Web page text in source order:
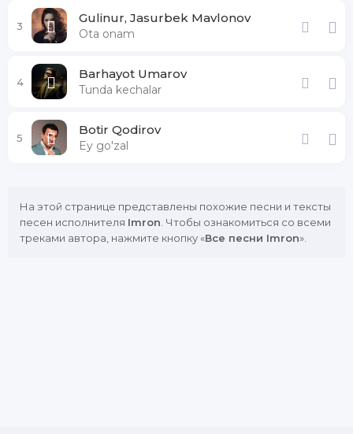
3
Gulinur, Jasurbek Mavlonov
Ota onam
4
Barhayot Umarov
Tunda kechalar
5
Botir Qodirov
Ey go'zal
На этой странице представлены похожие песни и тексты
песен исполнителя Imron . Чтобы ознакомиться со всеми
треками автора, нажмите кнопку «Все песни Imron».